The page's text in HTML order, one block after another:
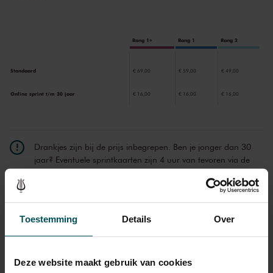
Toestemming Details Over
Deze website maakt gebruik van cookies
Rang 1+ Rang 1 Rang 2
Standaard € 69,00 € 59,00 € 49,00
Online sprint t/m 30 jaar € 16,00 € 16,00 € 16,00
Drankjes zijn bij de prijs inbegrepen. Ben je jonger dan 30
jaar? Eventuele sprintkaarten zijn 4 uur van tevoren via de
online bestelflow beschikbaar.Meer informatie over
u rolstoelplaatsen bestellen? Mail naar
kassa@concertgebouw.nl of bel de Concertgebouwlijn op